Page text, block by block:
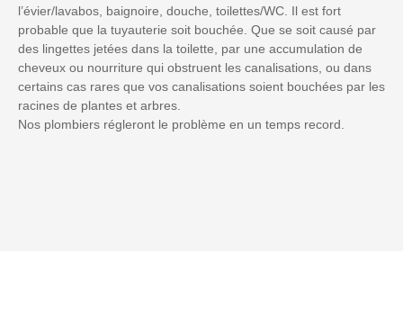
l’évier/lavabos, baignoire, douche, toilettes/WC. Il est fort
probable que la tuyauterie soit bouchée. Que se soit causé par
des lingettes jetées dans la toilette, par une accumulation de
cheveux ou nourriture qui obstruent les canalisations, ou dans
certains cas rares que vos canalisations soient bouchées par les
racines de plantes et arbres.
Nos plombiers régleront le problème en un temps record.